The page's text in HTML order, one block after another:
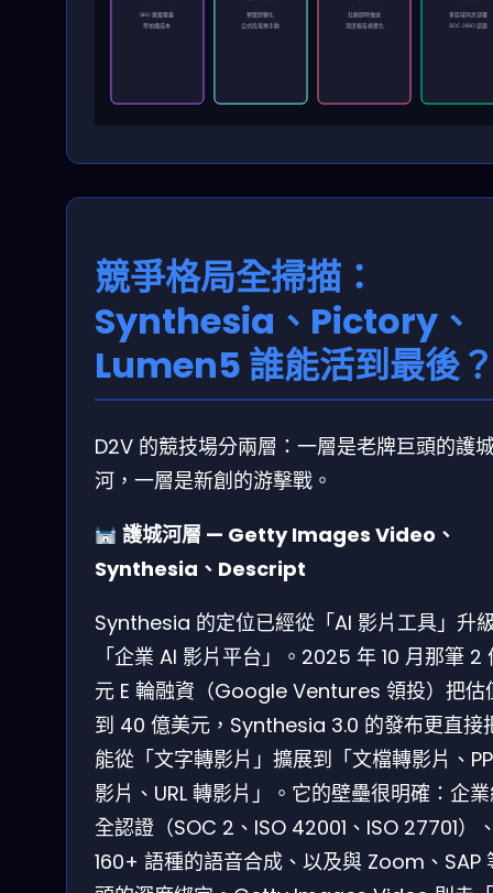
SKU 萬級覆蓋
零拍攝成本
預覽即轉化
公式段落需手動
社群即時推送
深度報告視覺化
多區域同步部署
SOC 2/ISO 認證
競爭格局全掃描：
Synthesia、Pictory、
Lumen5 誰能活到最後
D2V 的競技場分兩層：一層是老牌巨頭的護
河，一層是新創的游擊戰。
護城河層 — Getty Images Video、
Synthesia、Descript
Synthesia 的定位已經從「AI 影片工具」升
「企業 AI 影片平台」。2025 年 10 月那筆 2
元 E 輪融資（Google Ventures 領投）把估
到 40 億美元，Synthesia 3.0 的發布更直接
能從「文字轉影片」擴展到「文檔轉影片、
影片、URL 轉影片」。它的壁壘很明確：企
全認證（SOC 2、ISO 42001、ISO 27701）
160+ 語種的語音合成、以及與 Zoom、SAP